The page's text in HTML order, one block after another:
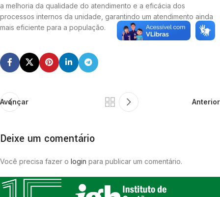
a melhoria da qualidade do atendimento e a eficácia dos
processos internos da unidade, garantindo um atendimento ainda
mais eficiente para a população.
Avançar Anterior
Deixe um comentário
Você precisa fazer o login para publicar um comentário.